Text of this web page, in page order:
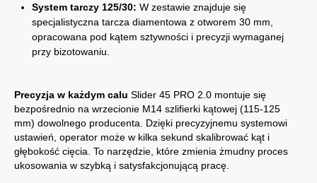
System tarczy 125/30: W zestawie znajduje się
specjalistyczna tarcza diamentowa z otworem 30 mm,
opracowana pod kątem sztywności i precyzji wymaganej
przy bizotowaniu.
Precyzja w każdym calu Slider 45 PRO 2.0 montuje się
bezpośrednio na wrzecionie M14 szlifierki kątowej (115-125
mm) dowolnego producenta. Dzięki precyzyjnemu systemowi
ustawień, operator może w kilka sekund skalibrować kąt i
głębokość cięcia. To narzędzie, które zmienia żmudny proces
ukosowania w szybką i satysfakcjonującą pracę.